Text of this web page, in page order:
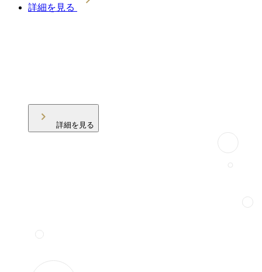
詳細を見る
詳細を見る